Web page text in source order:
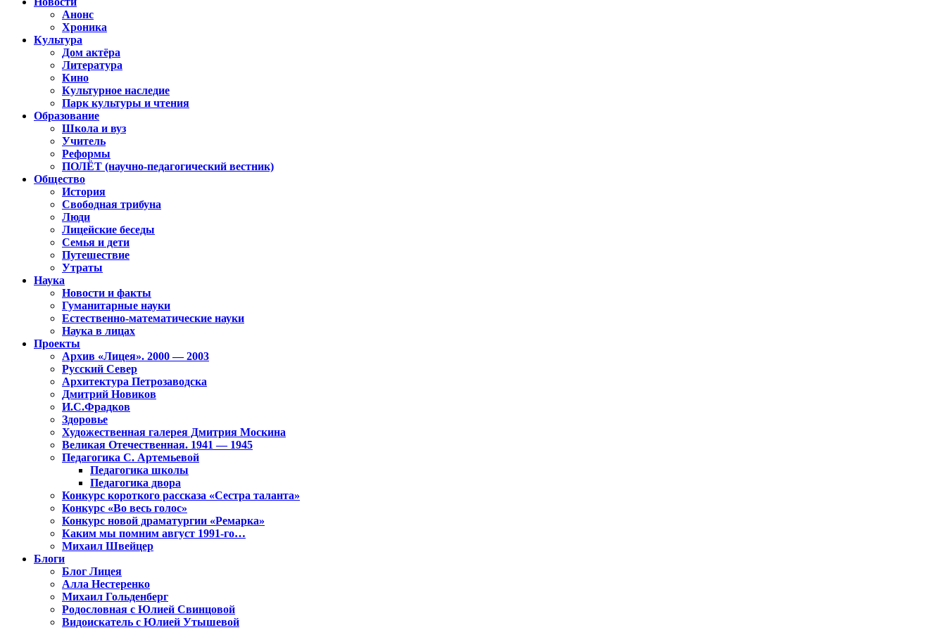
Анонс
Хроника
Культура
Дом актёра
Литература
Кино
Культурное наследие
Парк культуры и чтения
Образование
Школа и вуз
Учитель
Реформы
ПОЛЁТ (научно-педагогический вестник)
Общество
История
Свободная трибуна
Люди
Лицейские беседы
Семья и дети
Путешествие
Утраты
Наука
Новости и факты
Гуманитарные науки
Естественно-математические науки
Наука в лицах
Проекты
Архив «Лицея». 2000 — 2003
Русский Север
Архитектура Петрозаводска
Дмитрий Новиков
И.С.Фрадков
Здоровье
Художественная галерея Дмитрия Москина
Великая Отечественная. 1941 — 1945
Педагогика С. Артемьевой
Педагогика школы
Педагогика двора
Конкурс короткого рассказа «Сестра таланта»
Конкурс «Во весь голос»
Конкурс новой драматургии «Ремарка»
Каким мы помним август 1991-го…
Михаил Швейцер
Блоги
Блог Лицея
Алла Нестеренко
Михаил Гольденберг
Родословная с Юлией Свинцовой
Видоискатель с Юлией Утышевой